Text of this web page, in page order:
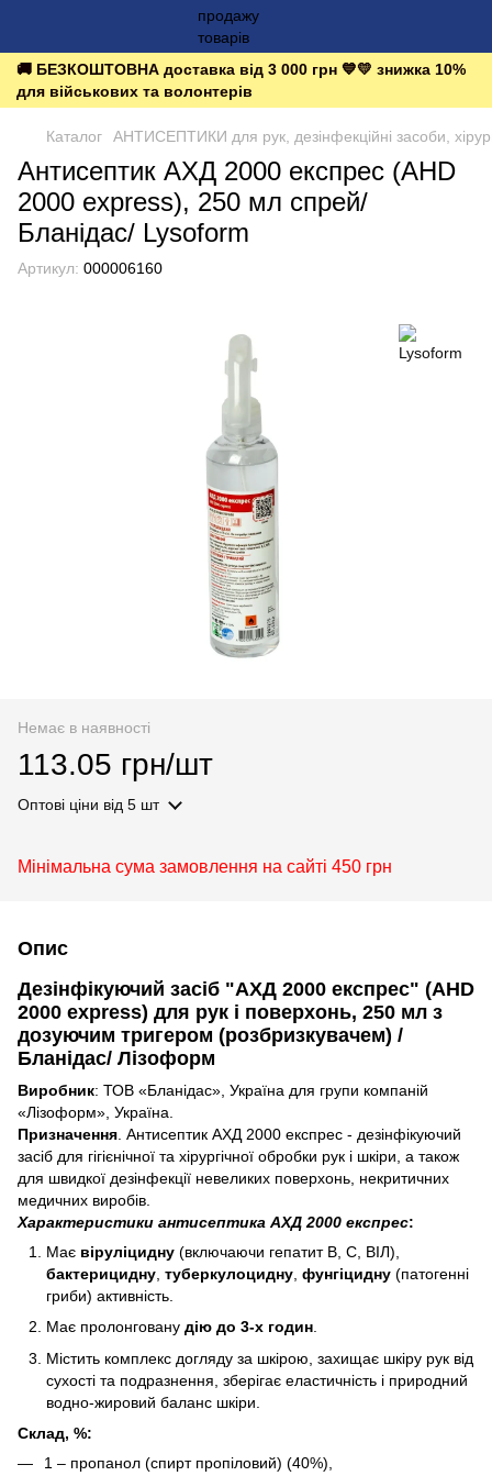
🚚 БЕЗКОШТОВНА доставка від 3 000 грн 💙💛 знижка 10%
для військових та волонтерів
Каталог АНТИСЕПТИКИ для рук, дезінфекційні засоби,
Антисептик АХД 2000 експрес (AHD
2000 express), 250 мл спрей/
Бланідас/ Lysoform
Артикул: 000006160
Немає в наявності
113.05 грн/шт
Оптові ціни від 5 шт
Мінімальна сума замовлення на сайті 450 грн
Опис
Дезінфікуючий засіб "АХД 2000 експрес" (AHD
2000 express) для рук і поверхонь, 250 мл з
дозуючим тригером (розбризкувачем) /
Бланідас/ Лізоформ
Виробник: ТОВ «Бланідас», Україна для групи компаній
«Лізоформ», Україна.
Призначення . Антисептик АХД 2000 експрес - дезінфікуючий
засіб для гігієнічної та хірургічної обробки рук і шкіри, а також
для швидкої дезінфекції невеликих поверхонь, некритичних
медичних виробів.
Характеристики антисептика АХД 2000 експрес:
Має віруліцидну (включаючи гепатит В, С, ВІЛ),
бактерицидну туберкулоцидну фунгіцидну (патогенні
гриби) активність.
Має пролонговану дію до 3-х годин.
Містить комплекс догляду за шкірою, захищає шкіру рук від
сухості та подразнення, зберігає еластичність і природний
водно-жировий баланс шкіри.
Склад, %:
1 – пропанол (спирт пропіловий) (40%),